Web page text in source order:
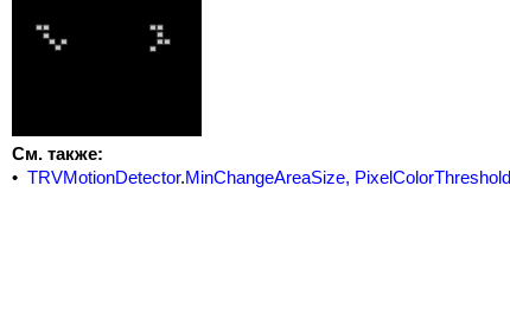
См. также:
• TRVMotionDetector.MinChangeAreaSize, PixelColorThreshold